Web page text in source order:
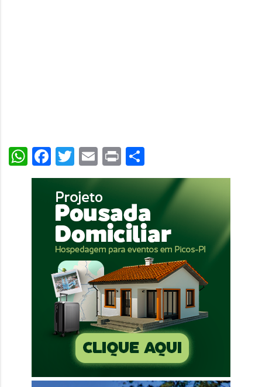
WhatsApp
Facebook
Twitter
Email
PrintShare